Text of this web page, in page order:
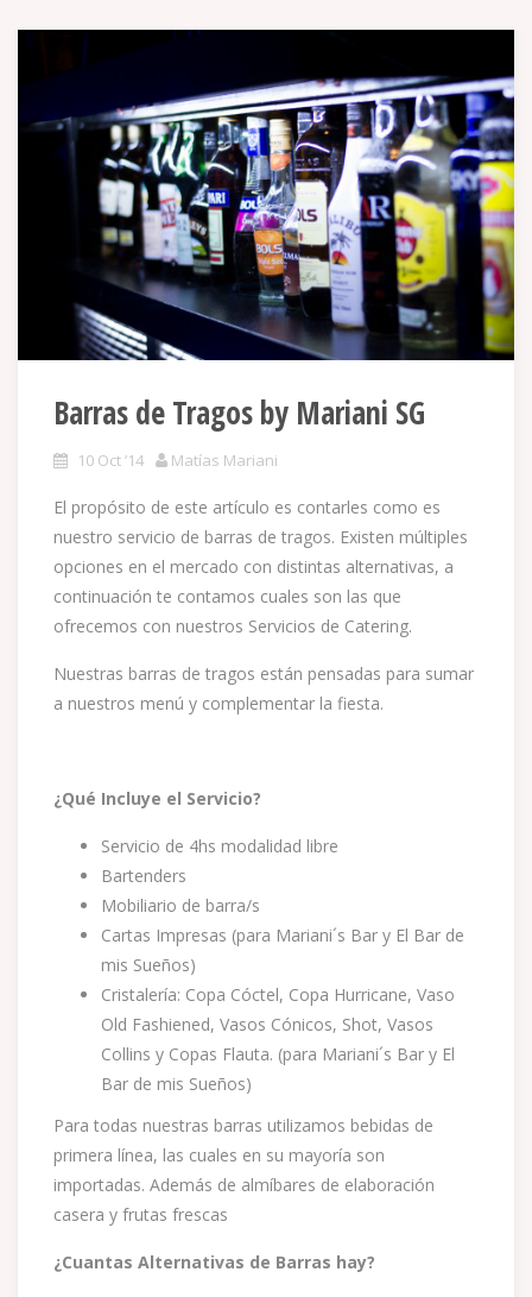
Barras de Tragos by Mariani SG
10 Oct ’14 Matías Mariani
El propósito de este artículo es contarles como es
nuestro servicio de barras de tragos. Existen múltiples
opciones en el mercado con distintas alternativas, a
continuación te contamos cuales son las que
ofrecemos con nuestros Servicios de Catering.
Nuestras barras de tragos están pensadas para sumar
a nuestros menú y complementar la fiesta.
¿Qué Incluye el Servicio?
Servicio de 4hs modalidad libre
Bartenders
Mobiliario de barra/s
Cartas Impresas (para Mariani´s Bar y El Bar de
mis Sueños)
Cristalería: Copa Cóctel, Copa Hurricane, Vaso
Old Fashiened, Vasos Cónicos, Shot, Vasos
Collins y Copas Flauta. (para Mariani´s Bar y El
Bar de mis Sueños)
Para todas nuestras barras utilizamos bebidas de
primera línea, las cuales en su mayoría son
importadas. Además de almíbares de elaboración
casera y frutas frescas
¿Cuantas Alternativas de Barras hay?